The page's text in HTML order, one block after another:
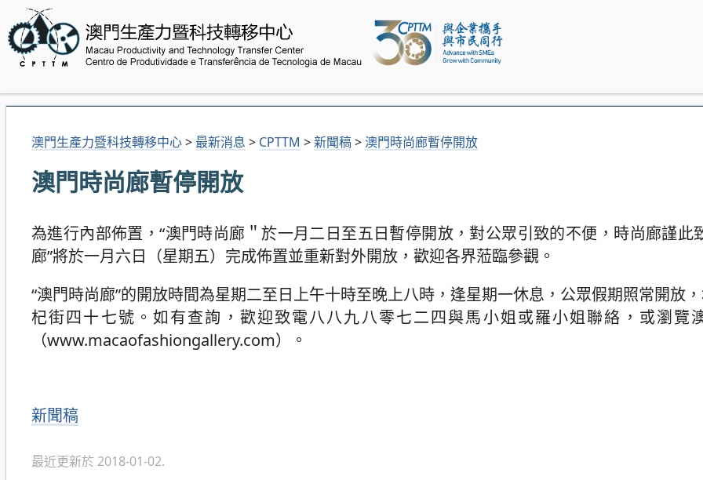
澳門生產力暨科技轉移中心> 最新消息 > CPTTM >新聞稿> 澳門時尚廊暫停開放
澳門時尚廊暫停開放
為進行內部佈置，“澳門時尚廊＂於一月二日至五日暫停開放，對公眾引致的不便，時尚廊謹此
廊”將於一月六日（星期五）完成佈置並重新對外開放，歡迎各界蒞臨參觀。
“澳門時尚廊”的開放時間為星期二至日上午十時至晚上八時，逢星期一休息，公眾假期照常開放
杞街四十七號。如有查詢，歡迎致電八八九八零七二四與馬小姐或羅小姐聯絡，或瀏覽
（www.macaofashiongallery.com）。
分
新聞稿
最近更新於 2018-01-02.